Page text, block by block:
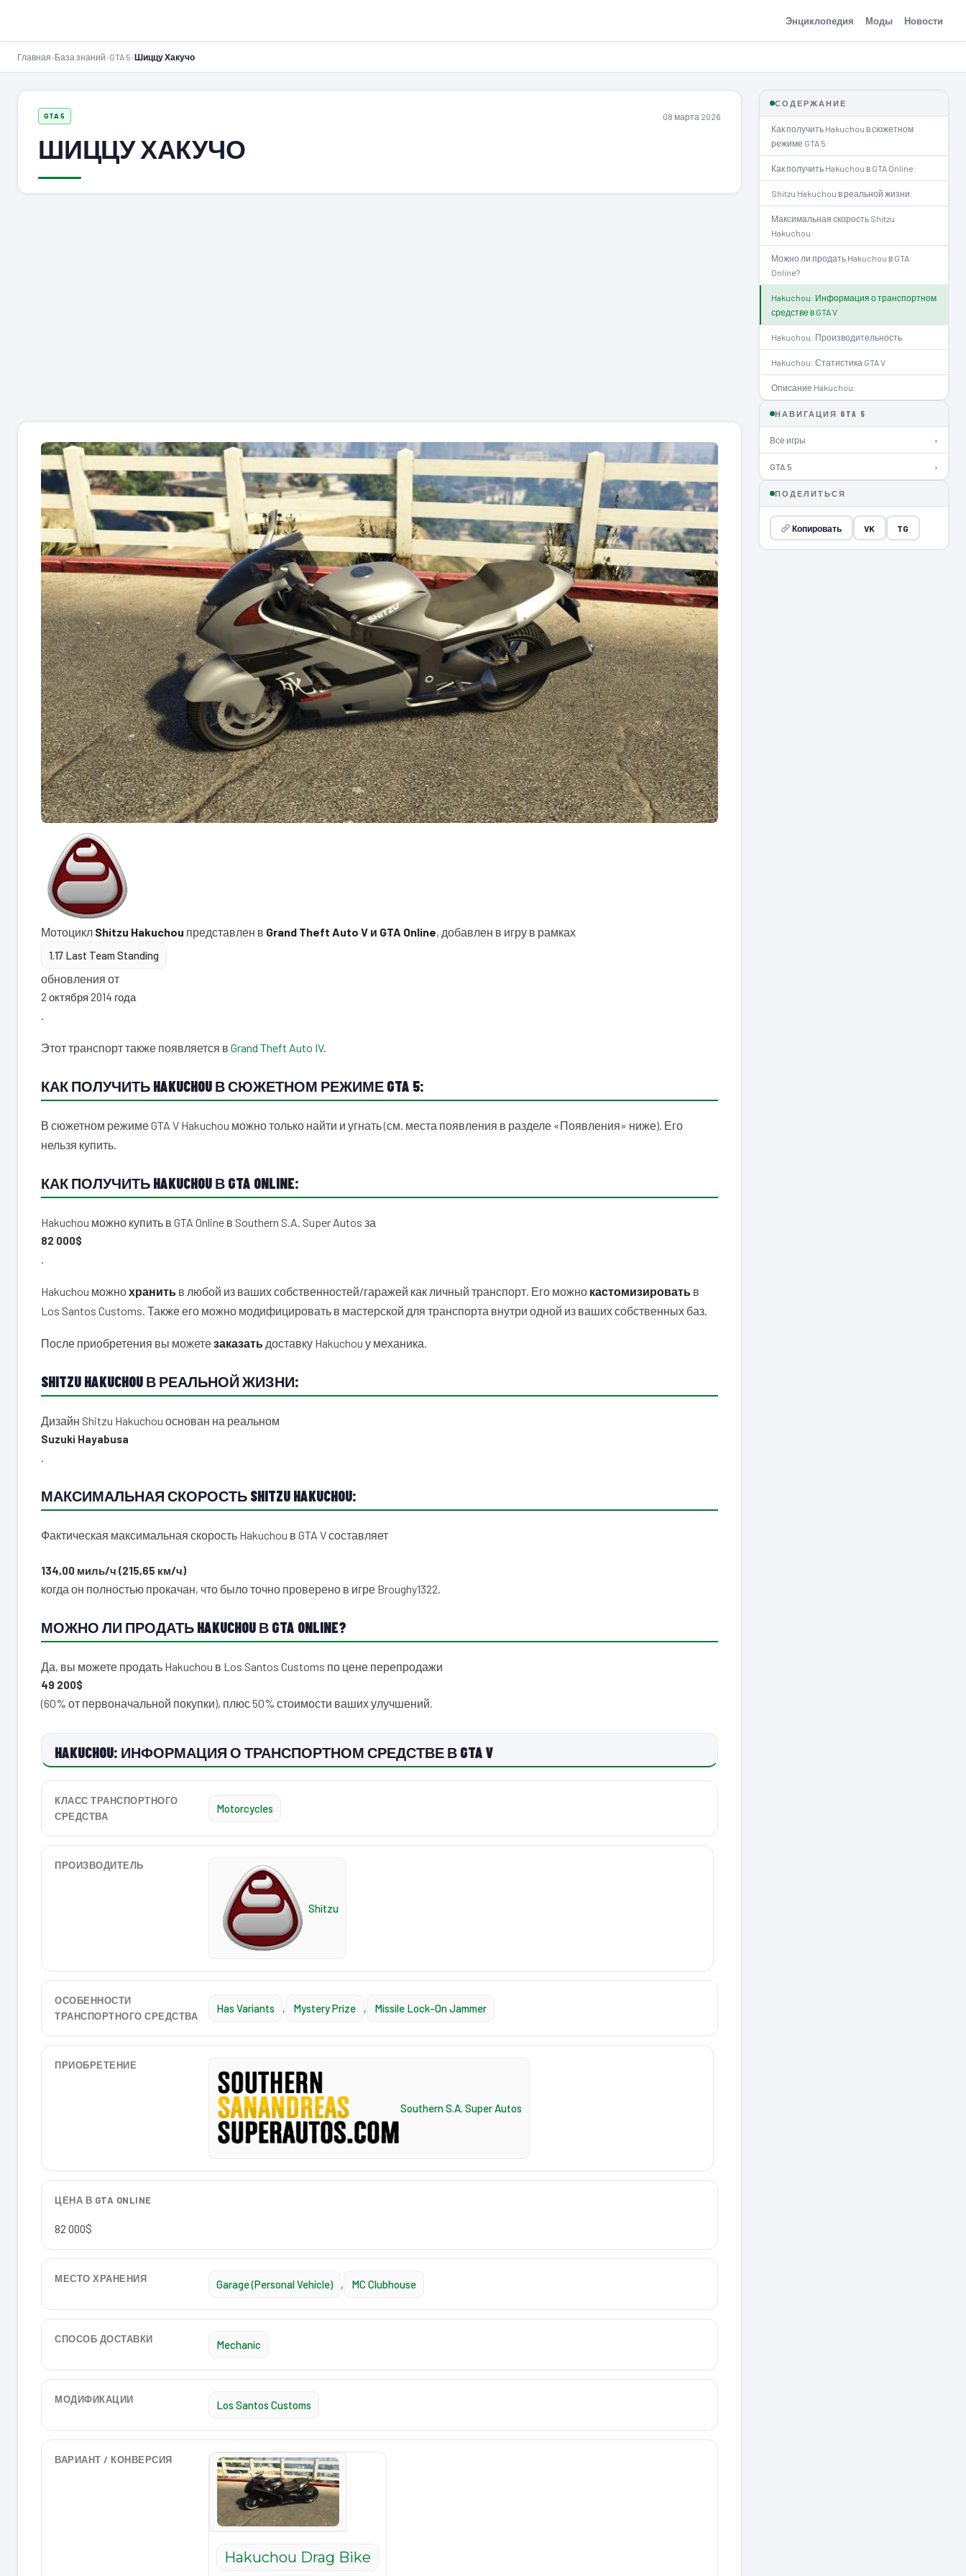
Энциклопедия Моды Новости
Главная›База знаний›GTA 5›Шиццу Хакучо
GTA 5 08 марта 2026
ШИЦЦУ ХАКУЧО
Мотоцикл Shitzu Hakuchou представлен в Grand Theft Auto V и GTA Online, добавлен в игру в рамках
1.17 Last Team Standing
обновления от
2 октября 2014 года
.
Этот транспорт также появляется в Grand Theft Auto IV.
КАК ПОЛУЧИТЬ HAKUCHOU В СЮЖЕТНОМ РЕЖИМЕ GTA 5:
В сюжетном режиме GTA V Hakuchou можно только найти и угнать (см. места появления в разделе «Появления» ниже). Его
нельзя купить.
КАК ПОЛУЧИТЬ HAKUCHOU В GTA ONLINE:
Hakuchou можно купить в GTA Online в Southern S.A. Super Autos за
82 000$
.
Hakuchou можнохранить в любой из ваших собственностей/гаражей как личный транспорт. Его можно кастомизировать в
Los Santos Customs. Также его можно модифицировать в мастерской для транспорта внутри одной из ваших собственных баз.
После приобретения вы можетезаказать доставку Hakuchou у механика.
SHITZU HAKUCHOU В РЕАЛЬНОЙ ЖИЗНИ:
Дизайн Shitzu Hakuchou основан на реальном
Suzuki Hayabusa
.
МАКСИМАЛЬНАЯ СКОРОСТЬ SHITZU HAKUCHOU:
Фактическая максимальная скорость Hakuchou в GTA V составляет
134,00 миль/ч (215,65 км/ч)
когда он полностью прокачан, что было точно проверено в игре Broughy1322.
МОЖНО ЛИ ПРОДАТЬ HAKUCHOU В GTA ONLINE?
Да, вы можете продать Hakuchou в Los Santos Customs по цене перепродажи
49 200$
(60% от первоначальной покупки), плюс 50% стоимости ваших улучшений.
HAKUCHOU: ИНФОРМАЦИЯ О ТРАНСПОРТНОМ СРЕДСТВЕ В GTA V
КЛАСС ТРАНСПОРТНОГО
СРЕДСТВА
Motorcycles
ПРОИЗВОДИТЕЛЬ
Shitzu
ОСОБЕННОСТИ
ТРАНСПОРТНОГО СРЕДСТВА
Has Variants , Mystery Prize , Missile Lock-On Jammer
ПРИОБРЕТЕНИЕ
Southern S.A. Super Autos
ЦЕНА В GTA ONLINE
82 000$
МЕСТО ХРАНЕНИЯ Garage (Personal Vehicle) , MC Clubhouse
СПОСОБ ДОСТАВКИ Mechanic
МОДИФИКАЦИИ Los Santos Customs
ВАРИАНТ / КОНВЕРСИЯ
Hakuchou Drag Bike
СОДЕРЖАНИЕ
Как получить Hakuchou в сюжетном
режиме GTA 5:
Как получить Hakuchou в GTA Online:
Shitzu Hakuchou в реальной жизни:
Максимальная скорость Shitzu
Hakuchou:
Можно ли продать Hakuchou в GTA
Online?
Hakuchou: Информация о транспортном
средстве в GTA V
Hakuchou: Производительность
Hakuchou: Статистика GTA V
Описание Hakuchou:
НАВИГАЦИЯ GTA 5
Все игры ›
GTA 5 ›
ПОДЕЛИТЬСЯ
Копировать VK TG